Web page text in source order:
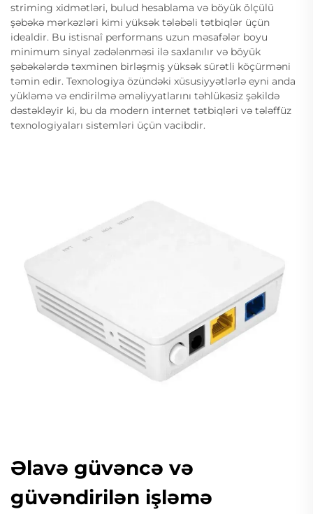
striming xidmətləri, bulud hesablama və böyük ölçülü
şəbəkə mərkəzləri kimi yüksək tələbəli tətbiqlər üçün
idealdir. Bu istisnaî performans uzun məsafələr boyu
minimum sinyal zədələnməsi ilə saxlanılır və böyük
şəbəkələrdə təxminen birləşmiş yüksək sürətli köçürməni
təmin edir. Texnologiya özündəki xüsusiyyətlərlə eyni anda
yükləmə və endirilmə əməliyyatlarını təhlükəsiz şəkildə
dəstəkləyir ki, bu da modern internet tətbiqləri və tələffüz
texnologiyaları sistemləri üçün vacibdir.
Əlavə güvəncə və
güvəndirilən işləmə